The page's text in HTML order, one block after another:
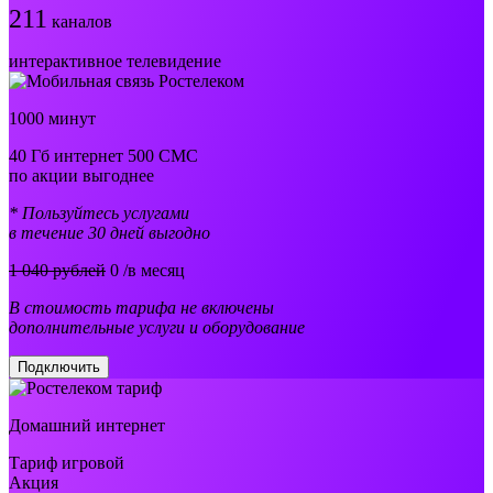
211 каналов
интерактивное телевидение
1000 минут
40 Гб интернет 500 СМС
по акции выгоднее
* Пользуйтесь услугами
в течение 30 дней выгодно
1 040 рублей 0 /в месяц
В стоимость тарифа не включены
дополнительные услуги и оборудование
Подключить
Домашний интернет
Тариф игровой
Акция